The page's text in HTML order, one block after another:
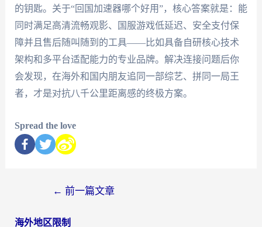
的钥匙。关于“回国加速器哪个好用”，核心答案就是：能
同时满足高清流畅观影、国服游戏低延迟、安全支付保
障并且售后随叫随到的工具——比如具备自研核心技术
架构和多平台适配能力的专业品牌。解决连接问题后你
会发现，在海外和国内朋友追同一部综艺、拼同一局王
者，才是对抗八千公里距离感的终极方案。
Spread the love
← 前一篇文章
海外地区限制